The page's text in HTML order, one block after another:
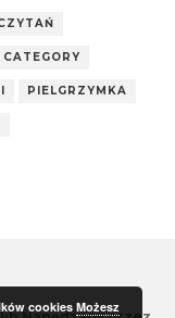
CATEGORY
PIELGRZYMKA
cookies Możesz